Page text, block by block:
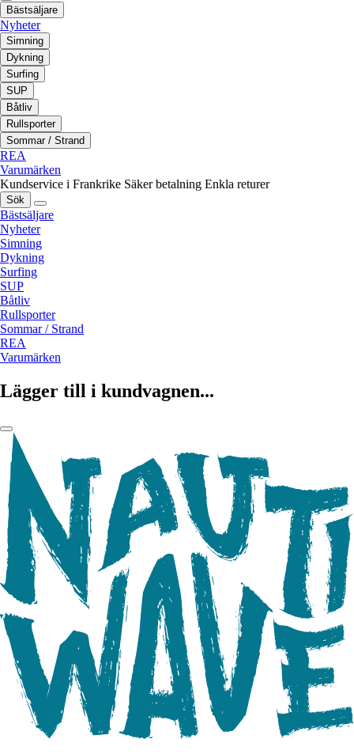
Bästsäljare
Nyheter
Simning
Dykning
Surfing
SUP
Båtliv
Rullsporter
Sommar / Strand
REA
Varumärken
Kundservice i Frankrike Säker betalning Enkla returer
Sök
Bästsäljare
Nyheter
Simning
Dykning
Surfing
SUP
Båtliv
Rullsporter
Sommar / Strand
REA
Varumärken
Lägger till i kundvagnen...